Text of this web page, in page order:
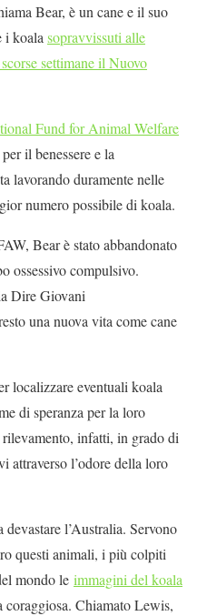
Bear, è un cane e il suo
i koala sopravvissuti alle
settimane il Nuovo
Fund for Animal Welfare
il benessere e la
lavorando duramente nelle
numero possibile di koala.
Bear è stato abbandonato
ossessivo compulsivo.
Dire Giovani
una nuova vita come cane
localizzare eventuali koala
di speranza per la loro
infatti, in grado di
attraverso l’odore della loro
l’Australia. Servono
questi animali, i più colpiti
mondo le immagini del koala
coraggiosa. Chiamato Lewis,